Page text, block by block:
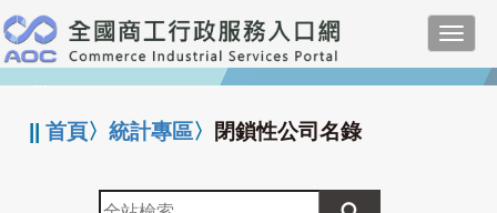
跳
到
主
要
:::
||首頁〉統計專區〉 閉鎖性公司名錄
全